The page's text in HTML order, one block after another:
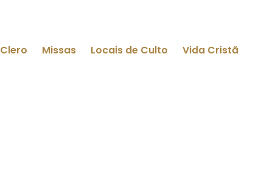
Clero Missas Locais de Culto Vida Cristã